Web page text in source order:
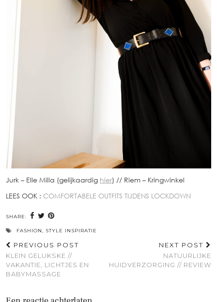
Jurk – Elle Milla (gelijkaardig hier) // Riem – Kringwinkel
LEES OOK : COMFORTABELE OUTFITS TIJDENS LOCKDOWN
SHARE:
FASHION, STYLE INSPIRATIE
PREVIOUS POST
KLEIN GELUKSKE //
VAKANTIE, LICHTJES EN
BABYMASSAGE
NEXT POST
NATUURLIJKE
HUIDVERZORGING // REVIEW